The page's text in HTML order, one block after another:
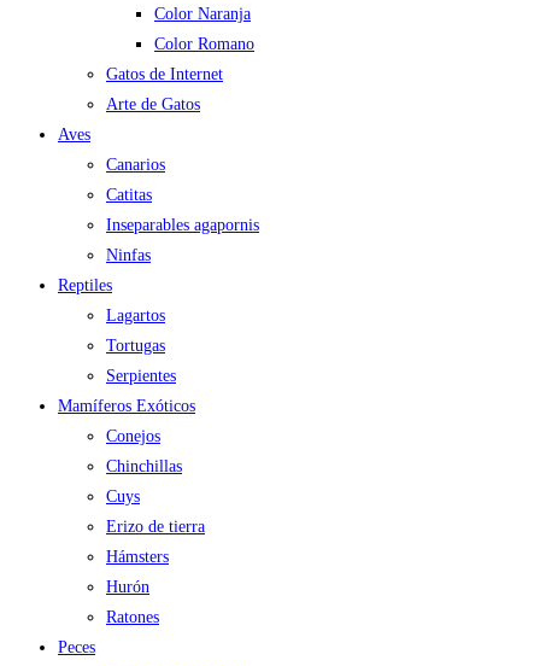
Color Naranja
Color Romano
Gatos de Internet
Arte de Gatos
Aves
Canarios
Catitas
Inseparables agapornis
Ninfas
Reptiles
Lagartos
Tortugas
Serpientes
Mamíferos Exóticos
Conejos
Chinchillas
Cuys
Erizo de tierra
Hámsters
Hurón
Ratones
Peces